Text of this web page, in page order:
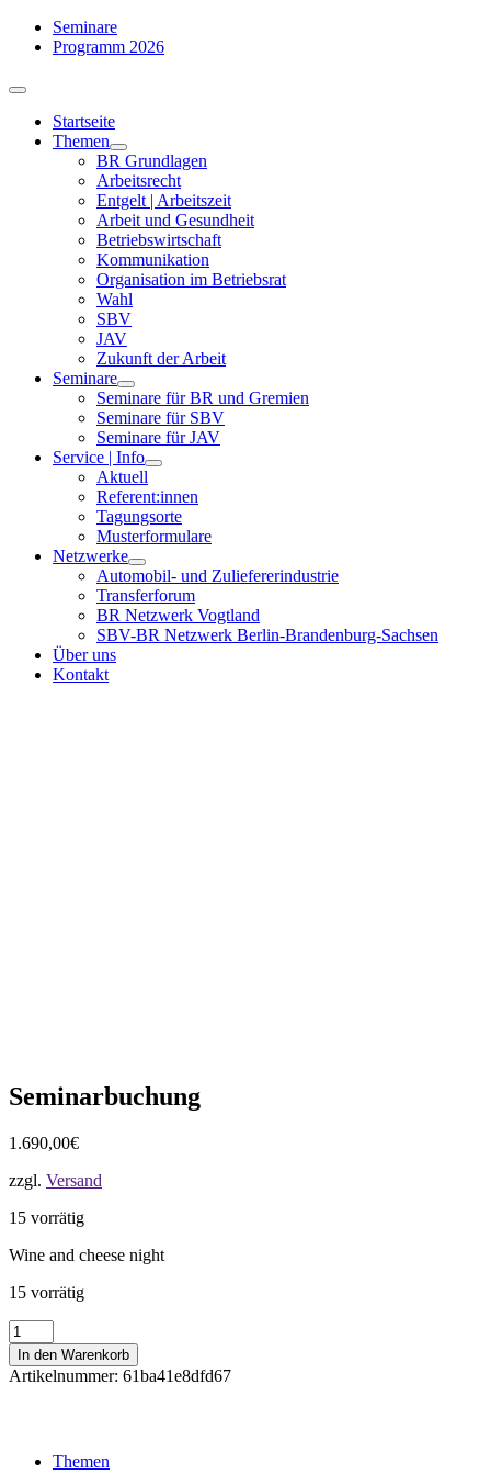
Zum
Inhalt
Seminare
Programm 2026
Toggle
NavigationStartseite
Themen
BR Grundlagen
Arbeits­recht
Entgelt | Arbeitszeit
Arbeit und Gesundheit
Betriebswirtschaft
Kommuni­kation
Organisation im Betriebsrat
Wahl
SBV
JAV
Zukunft der Arbeit
Seminare
Seminare für BR und Gremien
Seminare für SBV
Seminare für JAV
Service | Info
Aktuell
Referent:innen
Tagungsorte
Musterformulare
Netzwerke
Automobil- und Zuliefererindustrie
Transferforum
BR Netzwerk Vogtland
SBV-BR Netzwerk Berlin-Brandenburg-Sachsen
Über uns
Kontakt
Seminarbuchung
1.690,00€
zzgl. Versand
15 vorrätig
Wine and cheese night
15 vorrätig
Seminarbuchung
Menge
In den Warenkorb
Artikelnummer: 61ba41e8dfd67
Themen